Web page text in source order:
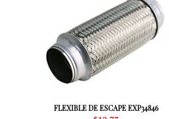
FLEXIBLE DE ESCAPE EXP34846